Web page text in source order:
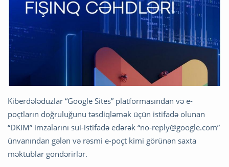
Kiberdələduzlar “Google Sites” platformasından və e-
poçtların doğruluğunu təsdiqləmək üçün istifadə olunan
“DKIM” imzalarını sui-istifadə edərək “no-reply@google.com”
ünvanından gələn və rəsmi e-poçt kimi görünən saxta
məktublar göndərirlər.